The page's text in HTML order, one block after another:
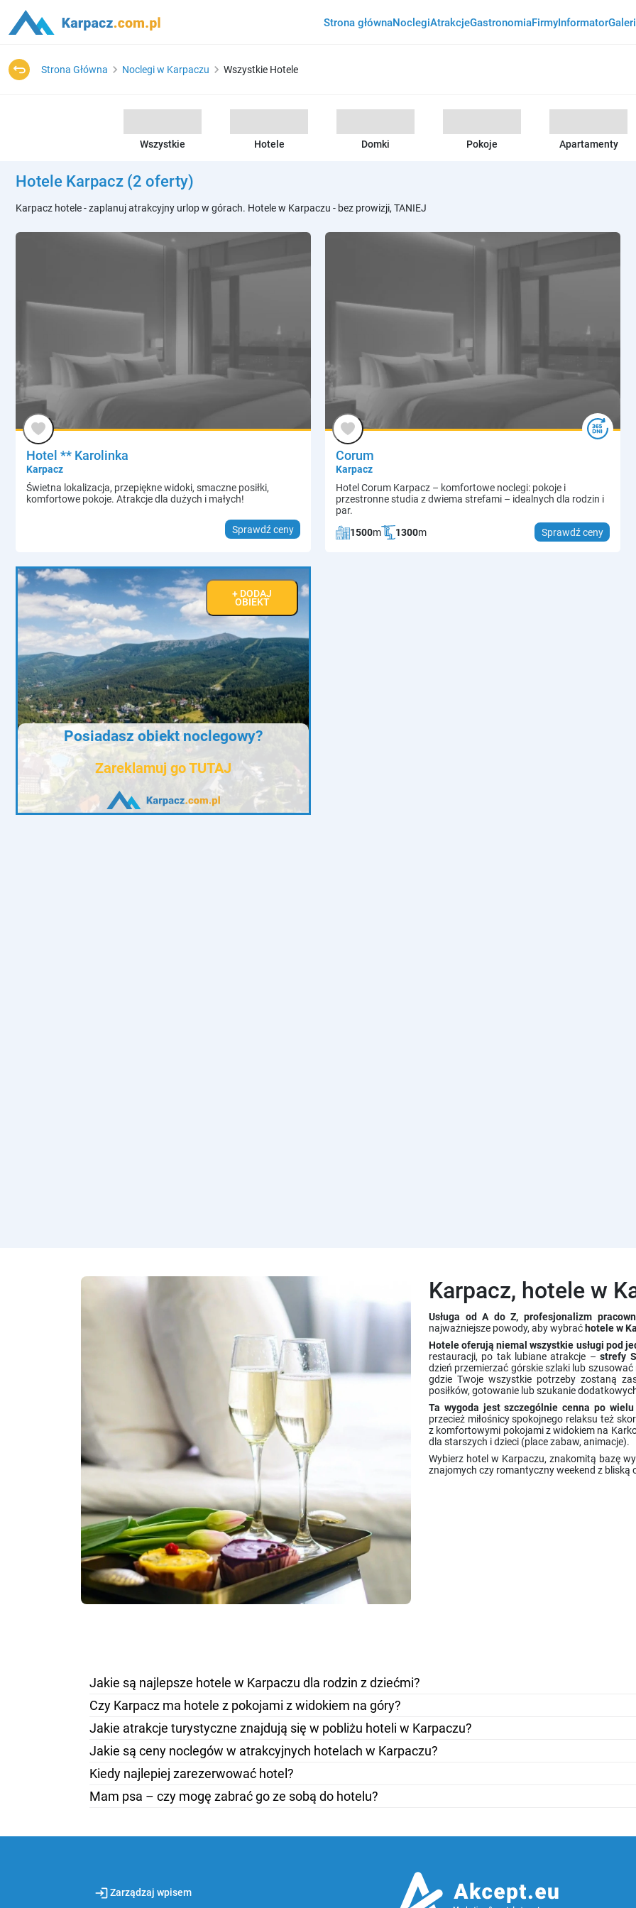
Strona głównaNoclegiAtrakcjeGastronomiaFirmyInformator
Strona Główna Noclegi w Karpaczu Wszystkie Hotele
Wszystkie Domki Pokoje Apartamenty
Hotele
Hotele Karpacz (2 oferty)
Karpacz hotele - zaplanuj atrakcyjny urlop w górach. Hotele w Karpaczu - bez prowizji, TANIEJ
Hotel ** Karolinka
Karpacz
Świetna lokalizacja, przepiękne widoki, smaczne posiłki,
komfortowe pokoje. Atrakcje dla dużych i małych!
Sprawdź ceny
Corum
Karpacz
Hotel Corum Karpacz – komfortowe noclegi: pokoje i
przestronne studia z dwiema strefami – idealnych dla rodzin i
par.
1500m 1300m Sprawdź ceny
+ DODAJ
OBIEKT
Posiadasz obiekt noclegowy?
Zareklamuj go TUTAJ
Karpacz, hotele w
Usługa od A do Z, profesjonalizm
najważniejsze powody, aby wybrać hotele w
Hotele oferują niemal wszystkie usługi pod
restauracji, po tak lubiane atrakcje –strefy
dzień przemierzać górskie szlaki lub
gdzie Twoje wszystkie potrzeby zostaną
posiłków, gotowanie lub szukanie
Ta wygoda jest szczególnie cenna po
przecież miłośnicy spokojnego relaksu też
z komfortowymi pokojami z widokiem na
dla starszych i dzieci (place zabaw, animacje).
Wybierz hotel w Karpaczu, znakomitą bazę
znajomych czy romantyczny weekend z bliską
Jakie są najlepsze hotele w Karpaczu dla rodzin z dziećmi?
Czy Karpacz ma hotele z pokojami z widokiem na góry?
Jakie atrakcje turystyczne znajdują się w pobliżu hoteli w Karpaczu?
Jakie są ceny noclegów w atrakcyjnych hotelach w Karpaczu?
Kiedy najlepiej zarezerwować hotel?
Mam psa – czy mogę zabrać go ze sobą do hotelu?
loginZarządzaj wpisem